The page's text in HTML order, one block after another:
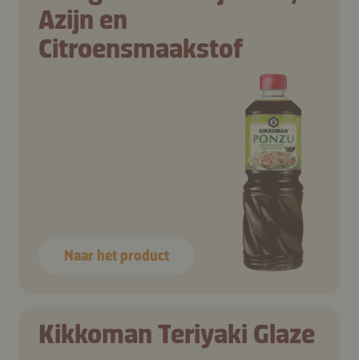
Azijn en
Citroensmaakstof
Naar het product
Kikkoman Teriyaki Glaze